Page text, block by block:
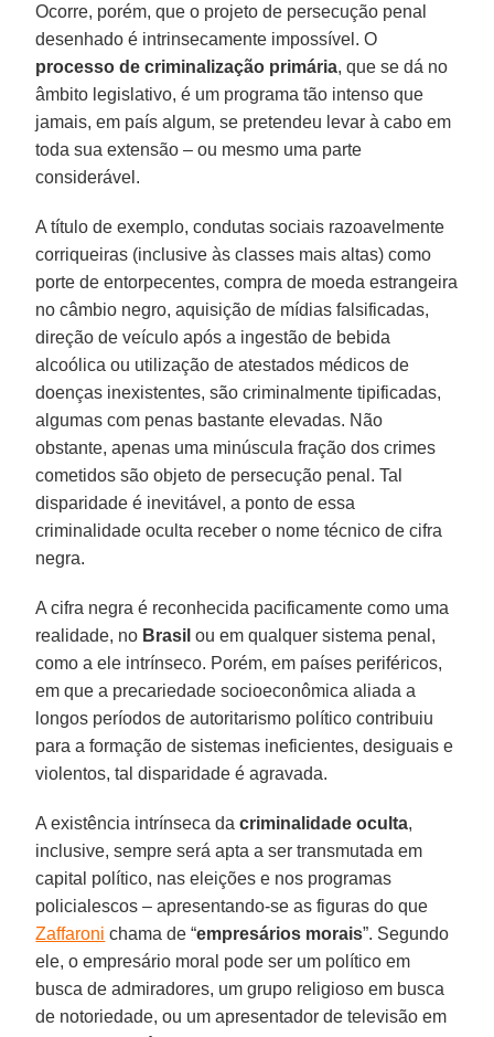
Ocorre, porém, que o projeto de persecução penal
desenhado é intrinsecamente impossível. O
processo de criminalização primária, que se dá no
âmbito legislativo, é um programa tão intenso que
jamais, em país algum, se pretendeu levar à cabo em
toda sua extensão – ou mesmo uma parte
considerável.
A título de exemplo, condutas sociais razoavelmente
corriqueiras (inclusive às classes mais altas) como
porte de entorpecentes, compra de moeda estrangeira
no câmbio negro, aquisição de mídias falsificadas,
direção de veículo após a ingestão de bebida
alcoólica ou utilização de atestados médicos de
doenças inexistentes, são criminalmente tipificadas,
algumas com penas bastante elevadas. Não
obstante, apenas uma minúscula fração dos crimes
cometidos são objeto de persecução penal. Tal
disparidade é inevitável, a ponto de essa
criminalidade oculta receber o nome técnico de cifra
negra.
A cifra negra é reconhecida pacificamente como uma
realidade, no Brasil ou em qualquer sistema penal,
como a ele intrínseco. Porém, em países periféricos,
em que a precariedade socioeconômica aliada a
longos períodos de autoritarismo político contribuiu
para a formação de sistemas ineficientes, desiguais e
violentos, tal disparidade é agravada.
A existência intrínseca da criminalidade oculta,
inclusive, sempre será apta a ser transmutada em
capital político, nas eleições e nos programas
policialescos – apresentando-se as figuras do que
Zaffaroni chama de “empresários morais”. Segundo
ele, o empresário moral pode ser um político em
busca de admiradores, um grupo religioso em busca
de notoriedade, ou um apresentador de televisão em